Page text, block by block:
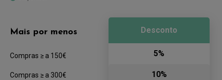
Mais por menos
Compras ≥ a 150€
Compras ≥ a 300€
Desconto
5%
10%